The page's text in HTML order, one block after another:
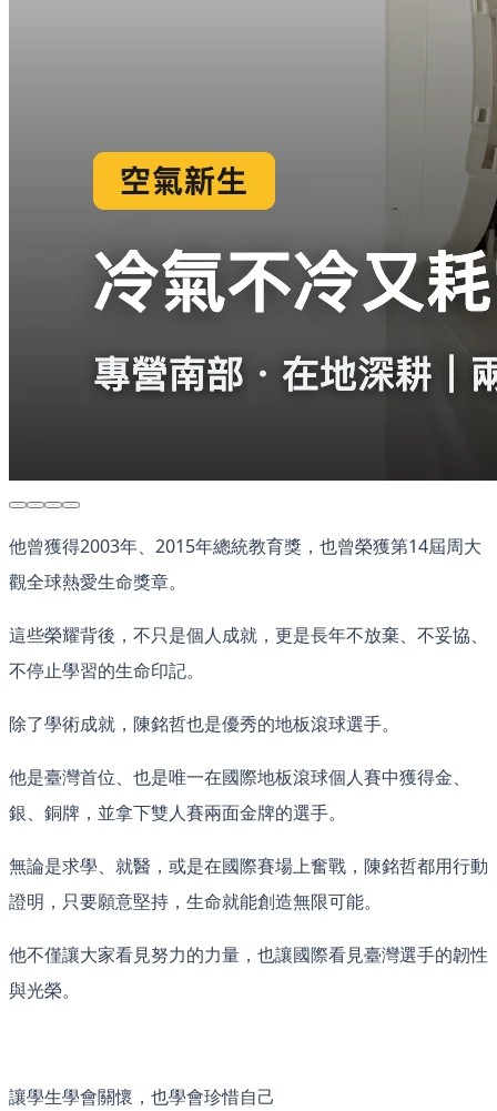
他曾獲得2003年、2015年總統教育獎，也曾榮獲第14屆周大
觀全球熱愛生命獎章。
這些榮耀背後，不只是個人成就，更是長年不放棄、不妥協、
不停止學習的生命印記。
除了學術成就，陳銘哲也是優秀的地板滾球選手。
他是臺灣首位、也是唯一在國際地板滾球個人賽中獲得金、
銀、銅牌，並拿下雙人賽兩面金牌的選手。
無論是求學、就醫，或是在國際賽場上奮戰，陳銘哲都用行動
證明，只要願意堅持，生命就能創造無限可能。
他不僅讓大家看見努力的力量，也讓國際看見臺灣選手的韌性
與光榮。
讓學生學會關懷，也學會珍惜自己